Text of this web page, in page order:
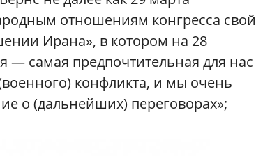
отношениям конгресса свой
Ирана», в котором на 28
— самая предпочтительная для нас
конфликта, и мы очень
о (дальнейших) переговорах»;